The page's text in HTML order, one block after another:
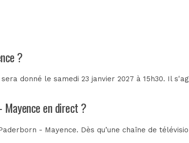
?
donné le samedi 23 janvier 2027 à 15h30. Il
en direct ?
- Mayence. Dès qu’une chaîne de